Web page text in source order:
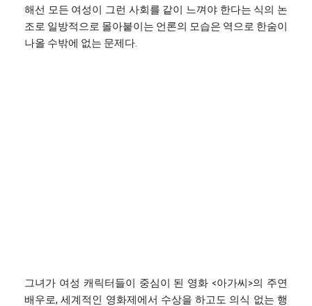
해선 모든 여성이 그런 사회를 같이 느껴야 한다는 식의 논
조로 일방적으로 몰아붙이는 언론의 모습은 역으로 한숨이
나올 수밖에 없는 문제다.
그녀가 여성 캐릭터들이 중심이 된 영화 <아가씨>의 주연
배우로, 세계적인 영화제에서 수상을 하고도 의식 없는 행